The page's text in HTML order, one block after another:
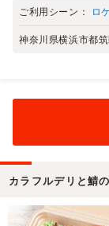
ご利用シーン： ロ
神奈川県横浜市都
カラフルデリと鯖